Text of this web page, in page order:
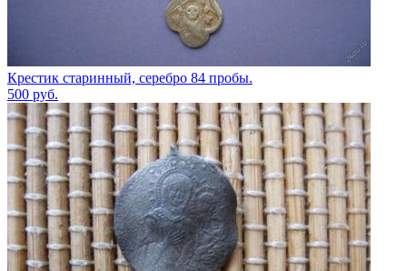
Крестик старинный, серебро 84 пробы.
500 руб.